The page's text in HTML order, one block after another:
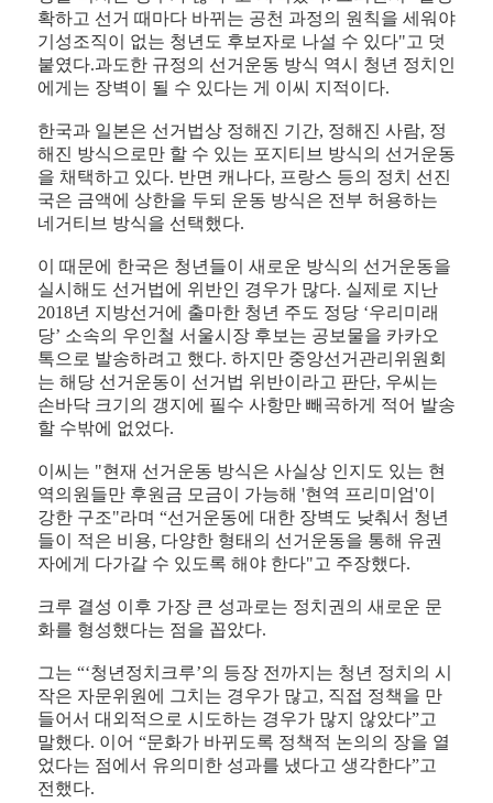
확하고 선거 때마다 바뀌는 공천 과정의 원칙을 세워야
기성조직이 없는 청년도 후보자로 나설 수 있다"고 덧
붙였다.과도한 규정의 선거운동 방식 역시 청년 정치인
에게는 장벽이 될 수 있다는 게 이씨 지적이다.
한국과 일본은 선거법상 정해진 기간, 정해진 사람, 정
해진 방식으로만 할 수 있는 포지티브 방식의 선거운동
을 채택하고 있다. 반면 캐나다, 프랑스 등의 정치 선진
국은 금액에 상한을 두되 운동 방식은 전부 허용하는
네거티브 방식을 선택했다.
이 때문에 한국은 청년들이 새로운 방식의 선거운동을
실시해도 선거법에 위반인 경우가 많다. 실제로 지난
2018년 지방선거에 출마한 청년 주도 정당 ‘우리미래
당’ 소속의 우인철 서울시장 후보는 공보물을 카카오
톡으로 발송하려고 했다. 하지만 중앙선거관리위원회
는 해당 선거운동이 선거법 위반이라고 판단, 우씨는
손바닥 크기의 갱지에 필수 사항만 빼곡하게 적어 발송
할 수밖에 없었다.
이씨는 "현재 선거운동 방식은 사실상 인지도 있는 현
역의원들만 후원금 모금이 가능해 '현역 프리미엄'이
강한 구조"라며 “선거운동에 대한 장벽도 낮춰서 청년
들이 적은 비용, 다양한 형태의 선거운동을 통해 유권
자에게 다가갈 수 있도록 해야 한다"고 주장했다.
크루 결성 이후 가장 큰 성과로는 정치권의 새로운 문
화를 형성했다는 점을 꼽았다.
그는 “‘청년정치크루’의 등장 전까지는 청년 정치의 시
작은 자문위원에 그치는 경우가 많고, 직접 정책을 만
들어서 대외적으로 시도하는 경우가 많지 않았다”고
말했다. 이어 “문화가 바뀌도록 정책적 논의의 장을 열
었다는 점에서 유의미한 성과를 냈다고 생각한다”고
전했다.